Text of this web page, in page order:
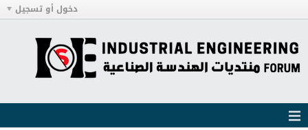
دخول أو تسجيل